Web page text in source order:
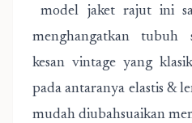
model jaket rajut ini
menghangatkan tubuh
kesan vintage yang
pada antaranya elastis &
mudah diubahsuaikan